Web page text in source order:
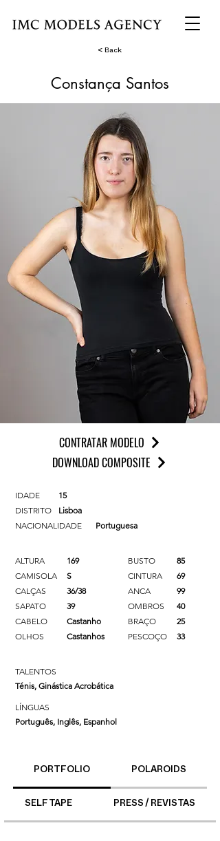
< Back
Constança Santos
CONTRATAR MODELO
DOWNLOAD COMPOSITE
IDADE
15
DISTRITO
Lisboa
NACIONALIDADE
Portuguesa
ALTURA
169
CAMISOLA
S
CALÇAS
36/38
SAPATO
39
CABELO
Castanho
OLHOS
Castanhos
BUSTO
85
CINTURA
69
ANCA
99
OMBROS
40
BRAÇO
25
PESCOÇO
33
TALENTOS
Ténis, Ginástica Acrobática
LÍNGUAS
Português, Inglês, Espanhol
PORTFOLIO POLAROIDS
SELF TAPE PRESS / REVISTAS